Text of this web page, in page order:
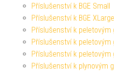
Příslušenství k BGE Small
Příslušenství k BGE XLarge
Příslušenství k peletovým
Příslušenství k peletovým
Příslušenství k peletovým
Příslušenství k plynovým